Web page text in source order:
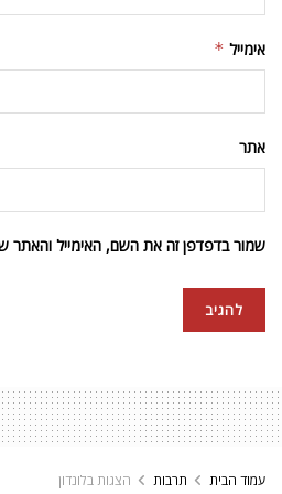
אימייל *
אתר
שמור בדפדפן זה את השם, האימייל והאתר
עמוד הבית תרבות הצגות בלונדון